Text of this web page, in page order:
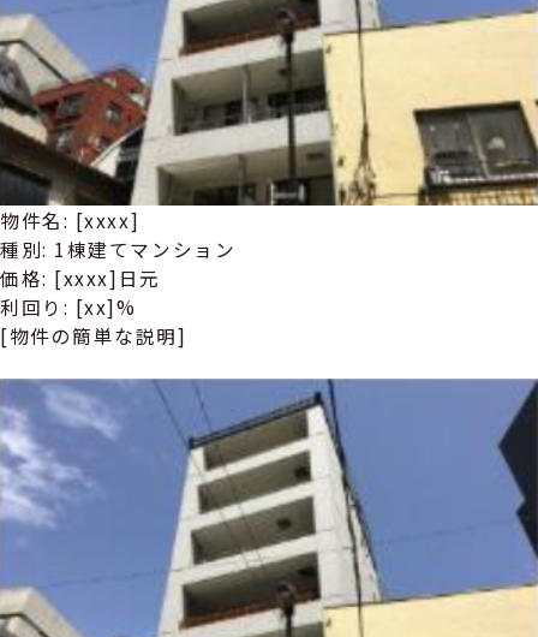
物件名: [xxxx]
種別: 1棟建てマンション
価格: [xxxx]日元
利回り: [xx]%
[物件の簡単な説明]